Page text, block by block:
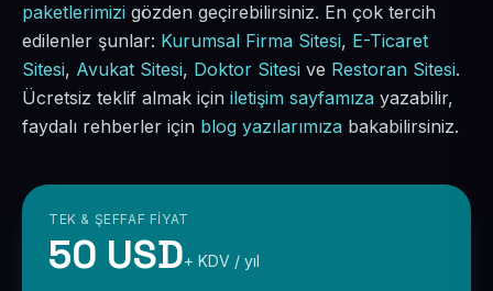
paketlerimizi gözden geçirebilirsiniz. En çok tercih
edilenler şunlar: Kurumsal Firma Sitesi, E-Ticaret
Sitesi, Avukat Sitesi, Doktor Sitesi ve Restoran Sitesi.
Ücretsiz teklif almak için iletişim sayfamıza yazabilir,
faydalı rehberler için blog yazılarımıza bakabilirsiniz.
TEK & ŞEFFAF FIYAT
50 USD+ KDV / yıl